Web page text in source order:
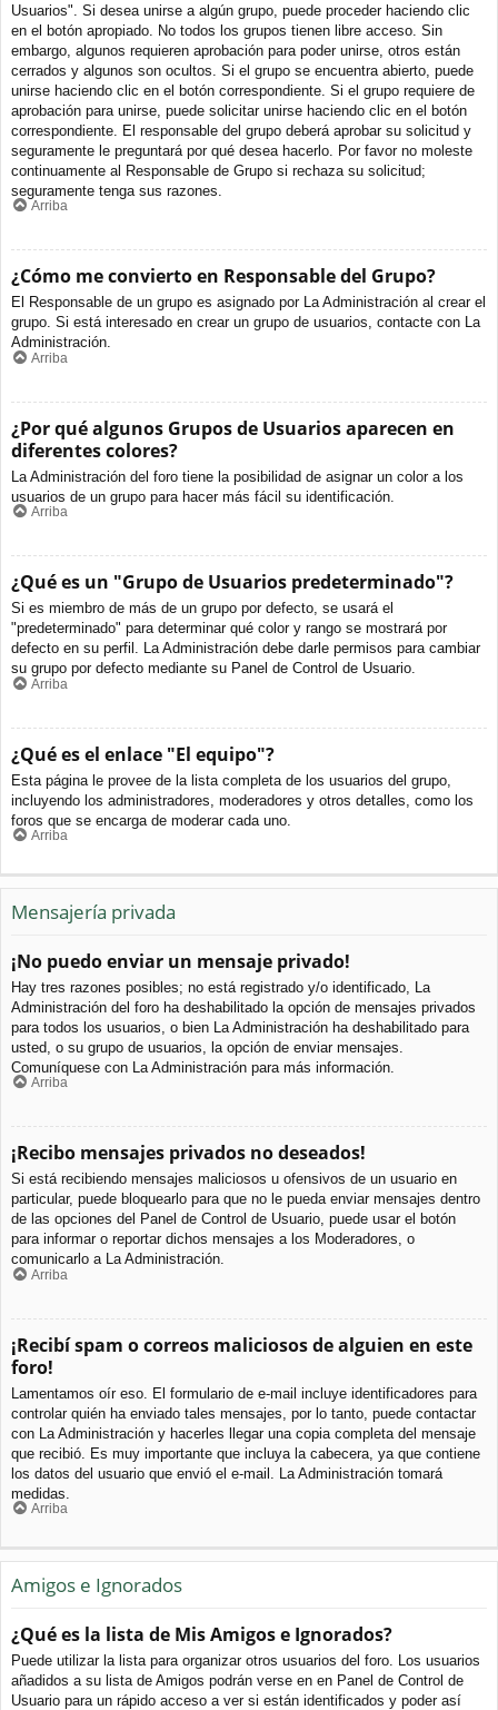
Usuarios". Si desea unirse a algún grupo, puede proceder haciendo clic
en el botón apropiado. No todos los grupos tienen libre acceso. Sin
embargo, algunos requieren aprobación para poder unirse, otros están
cerrados y algunos son ocultos. Si el grupo se encuentra abierto, puede
unirse haciendo clic en el botón correspondiente. Si el grupo requiere de
aprobación para unirse, puede solicitar unirse haciendo clic en el botón
correspondiente. El responsable del grupo deberá aprobar su solicitud y
seguramente le preguntará por qué desea hacerlo. Por favor no moleste
continuamente al Responsable de Grupo si rechaza su solicitud;
seguramente tenga sus razones.
Arriba
¿Cómo me convierto en Responsable del Grupo?
El Responsable de un grupo es asignado por La Administración al crear el
grupo. Si está interesado en crear un grupo de usuarios, contacte con La
Administración.
Arriba
¿Por qué algunos Grupos de Usuarios aparecen en
diferentes colores?
La Administración del foro tiene la posibilidad de asignar un color a los
usuarios de un grupo para hacer más fácil su identificación.
Arriba
¿Qué es un "Grupo de Usuarios predeterminado"?
Si es miembro de más de un grupo por defecto, se usará el
"predeterminado" para determinar qué color y rango se mostrará por
defecto en su perfil. La Administración debe darle permisos para cambiar
su grupo por defecto mediante su Panel de Control de Usuario.
Arriba
¿Qué es el enlace "El equipo"?
Esta página le provee de la lista completa de los usuarios del grupo,
incluyendo los administradores, moderadores y otros detalles, como los
foros que se encarga de moderar cada uno.
Arriba
Mensajería privada
¡No puedo enviar un mensaje privado!
Hay tres razones posibles; no está registrado y/o identificado, La
Administración del foro ha deshabilitado la opción de mensajes privados
para todos los usuarios, o bien La Administración ha deshabilitado para
usted, o su grupo de usuarios, la opción de enviar mensajes.
Comuníquese con La Administración para más información.
Arriba
¡Recibo mensajes privados no deseados!
Si está recibiendo mensajes maliciosos u ofensivos de un usuario en
particular, puede bloquearlo para que no le pueda enviar mensajes dentro
de las opciones del Panel de Control de Usuario, puede usar el botón
para informar o reportar dichos mensajes a los Moderadores, o
comunicarlo a La Administración.
Arriba
¡Recibí spam o correos maliciosos de alguien en este
foro!
Lamentamos oír eso. El formulario de e-mail incluye identificadores para
controlar quién ha enviado tales mensajes, por lo tanto, puede contactar
con La Administración y hacerles llegar una copia completa del mensaje
que recibió. Es muy importante que incluya la cabecera, ya que contiene
los datos del usuario que envió el e-mail. La Administración tomará
medidas.
Arriba
Amigos e Ignorados
¿Qué es la lista de Mis Amigos e Ignorados?
Puede utilizar la lista para organizar otros usuarios del foro. Los usuarios
añadidos a su lista de Amigos podrán verse en en Panel de Control de
Usuario para un rápido acceso a ver si están identificados y poder así